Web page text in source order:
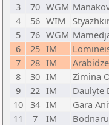
3
70 WGM
4
56 WIM
5
76 WGM
6
25 IM
7
28 IM
8
30 IM Zimina
9
22 IM Daulyte
10 34 IM Gara
11
7 IM